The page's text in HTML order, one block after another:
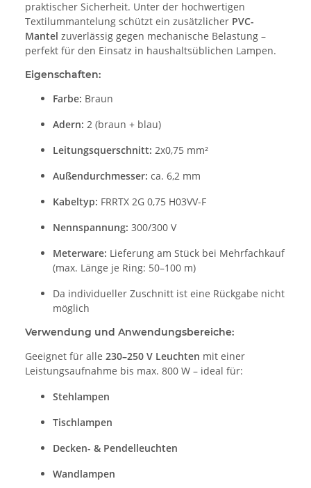
praktischer Sicherheit. Unter der hochwertigen
Textilummantelung schützt ein zusätzlicher PVC-
Mantel zuverlässig gegen mechanische Belastung –
perfekt für den Einsatz in haushaltsüblichen Lampen.
Eigenschaften:
Farbe: Braun
Adern: 2 (braun + blau)
Leitungsquerschnitt: 2x0,75 mm²
Außendurchmesser: ca. 6,2 mm
Kabeltyp: FRRTX 2G 0,75 H03VV-F
Nennspannung: 300/300 V
Meterware: Lieferung am Stück bei Mehrfachkauf
(max. Länge je Ring: 50–100 m)
Da individueller Zuschnitt ist eine Rückgabe nicht
möglich
Verwendung und Anwendungsbereiche:
Geeignet für alle 230–250 V Leuchten mit einer
Leistungsaufnahme bis max. 800 W – ideal für:
Stehlampen
Tischlampen
Decken- & Pendelleuchten
Wandlampen